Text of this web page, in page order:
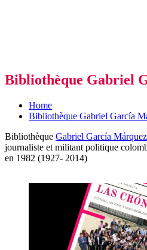
Bibliothèque Gabriel
Home
Bibliothèque Gabriel García
Bibliothèque Gabriel García Márquez
journaliste et militant politique
en 1982 (1927- 2014)